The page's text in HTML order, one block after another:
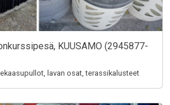
KUUSAMO (2945877-
lavan osat, terassikalusteet